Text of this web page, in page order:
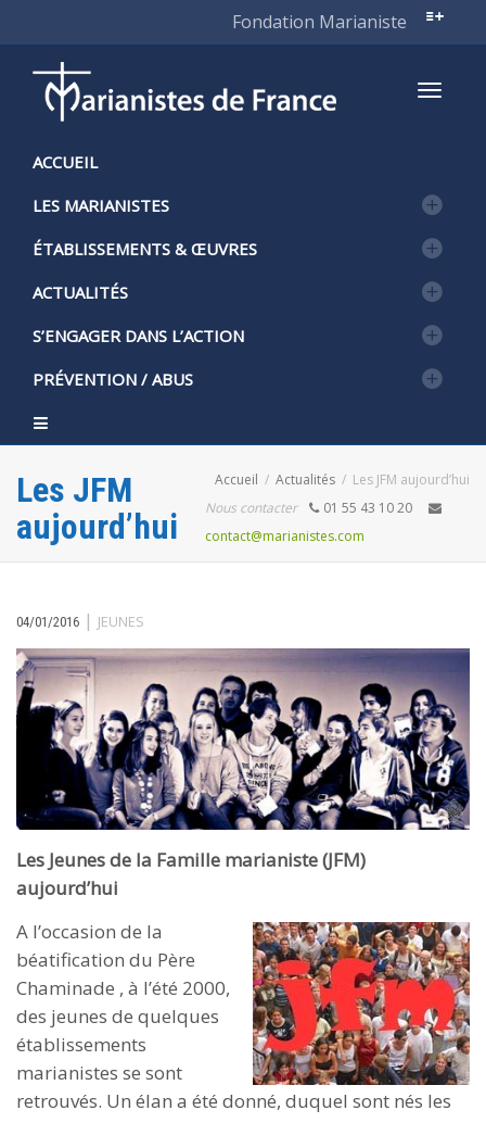
Fondation Marianiste
ACCUEIL
LES MARIANISTES
ÉTABLISSEMENTS & ŒUVRES
ACTUALITÉS
S’ENGAGER DANS L’ACTION
PRÉVENTION / ABUS
Les JFM
aujourd’hui
Accueil Actualités
Les JFM aujourd’hui
Nous contacter
01 55 43 10 20
contact@marianistes.com
04/01/2016 | JEUNES
Les Jeunes de la Famille marianiste (JFM)
aujourd’hui
A l’occasion de la
béatification du Père
Chaminade , à l’été 2000,
des jeunes de quelques
établissements
marianistes se sont
retrouvés. Un élan a été donné, duquel sont nés les